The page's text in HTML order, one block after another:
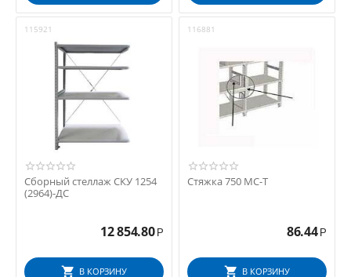
115921
Сборный стеллаж СКУ 1254
(2964)-ДС
12 854.80 Р
В КОРЗИНУ
116881
Стяжка 750 МС-Т
86.44 Р
В КОРЗИНУ